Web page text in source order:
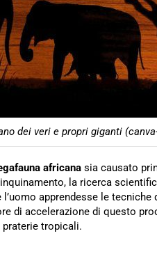
dei veri e propri giganti
africana sia causato
la ricerca
apprendesse le
di accelerazione di questo
praterie tropicali.